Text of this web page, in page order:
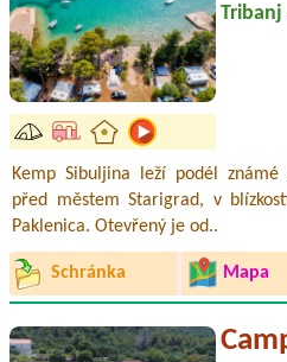
Tribanj
Kemp Sibuljina leží podél
před městem Starigrad, v
Paklenica. Otevřený je od..
Schránka Mapa